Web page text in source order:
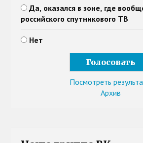
Да, оказался в зоне, где
российского спутникового ТВ
Нет
Посмотреть
Архив